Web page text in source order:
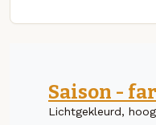
Saison -
Lichtgekleurd,